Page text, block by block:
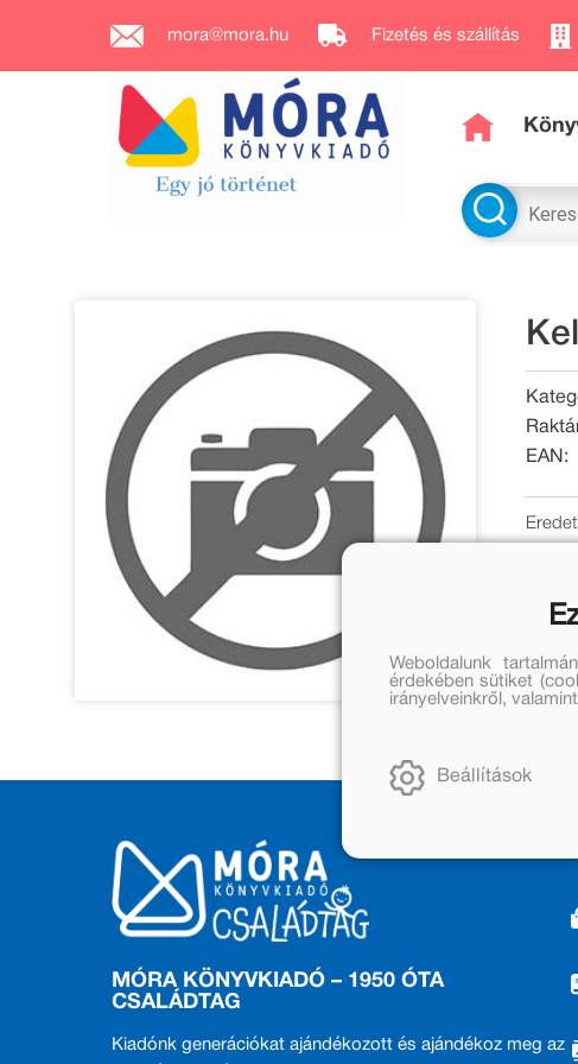
mora@mora.hu Fizetés és szállítás
EAN:
MÓRA KÖNYVKIADÓ – 1950 ÓTA
CSALÁDTAG
Kiadónk generációkat ajándékozott és ajándékoz meg az
Weboldalunk
érdekében sütiket
irányelveinkről,
Beállítások